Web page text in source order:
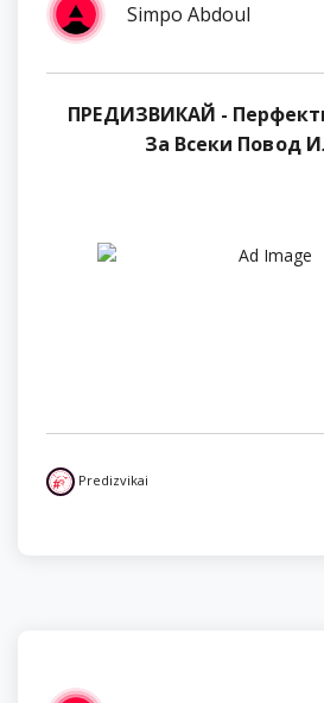
Simpo Abdoul
ПРЕДИЗВИКАЙ -
За Всеки Повод
Predizvikai